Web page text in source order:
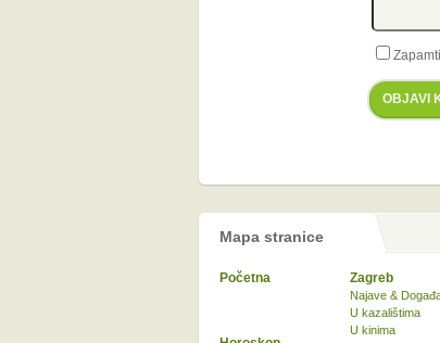
OBJAVI
Mapa stranice
Početna Zagreb
Najave &
U kazalištima
U kinima